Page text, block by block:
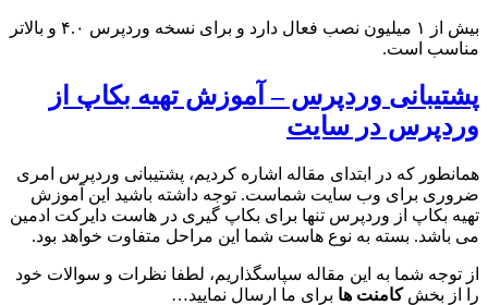
بیش از ۱ میلیون نصب فعال دارد و برای نسخه وردپرس ۴.۰ و بالاتر
مناسب است.
پشتیبانی وردپرس – آموزش تهیه بکاپ از
وردپرس در سایت
همانطور که در ابتدای مقاله اشاره کردیم، پشتیبانی وردپرس امری
ضروری برای وب سایت شماست. توجه داشته باشید این آموزش
تهیه بکاپ از وردپرس تنها برای بکاپ گیری در هاست دایرکت ادمین
می باشد. بسته به نوع هاست شما این مراحل متفاوت خواهد بود.
از توجه شما به این مقاله سپاسگذاریم، لطفا نظرات و سوالات خود
را از بخشکامنت ها برای ما ارسال نمایید…